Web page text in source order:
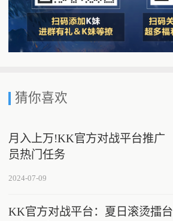
猜你喜欢
月入上万!KK官方对战平台推广
员热门任务
2024-07-09
KK官方对战平台：夏日滚烫擂台